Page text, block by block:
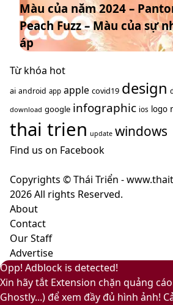
hướng
năm
2025
–
màu
nâu
cà
phê
mang
nghĩa
gì?
năm
2024
–
Pantone
13-
Peach
Fuzz
–
của
nhã
nhặn
và
ấm
áp
Màu của năm 2024 –
Peach Fuzz – Màu của sự
áp
Từ khóa hot
ai android app apple covid19 design
download google infographic ios logo
thai trien update windows
Find us on Facebook
Copyrights © Thái Triển -
2026 All rights Reserved.
About
Contact
Our Staff
Advertise
Facebook
X
LinkedIn
YouTube
Google
Play
Back
to
top
Close
Opp! Adblock is detected!
Xin hãy tắt Extension chặn quảng
Ghostly...) để xem đầy đủ hình ảnh!